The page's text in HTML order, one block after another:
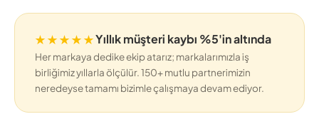
★★★★★Yıllık müşteri kaybı %5'in altında
Her markaya dedike ekip atarız; markalarımızla iş
birliğimiz yıllarla ölçülür. 150+ mutlu partnerimizin
neredeyse tamamı bizimle çalışmaya devam ediyor.